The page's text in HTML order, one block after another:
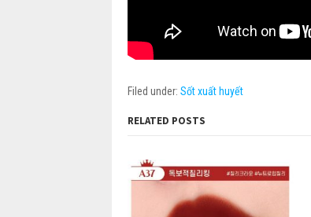
Filed under: Sốt xuất huyết
RELATED POSTS